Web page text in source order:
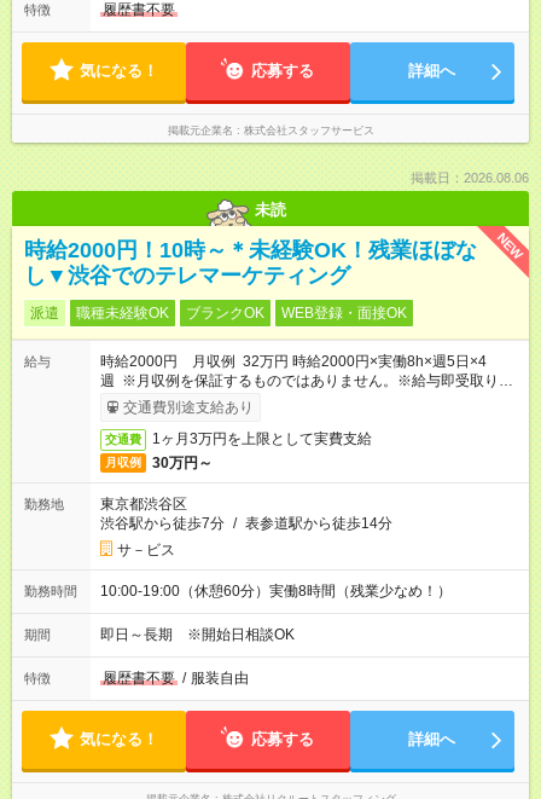
特徴 履歴書不要
気になる！ 応募する 詳細へ
掲載元企業名 株式会社スタッフサービス
掲載日：2026.08.06
未読
NEW
時給2000円！10時～＊未経験OK！残業ほぼな
し▼渋谷でのテレマーケティング
派遣 職種未経験OK ブランクOK WEB登録・面接OK
給与
時給2000円 月収例 32万円 時給2000円×実働8h×週5日×4
週 ※月収例を保証するものではありません。※給与即受取りサ
ービス利用可（利用条件有）
交通費別途支給あり
交通費 1ヶ月3万円を上限として実費支給
月収例 30万円～
勤務地
東京都渋谷区
渋谷駅から徒歩7分 / 表参道駅から徒歩14分
サ－ビス
勤務時間 10:00-19:00（休憩60分）実働8時間（残業少なめ！）
期間 即日～長期 ※開始日相談OK
特徴 履歴書不要 / 服装自由
気になる！ 応募する 詳細へ